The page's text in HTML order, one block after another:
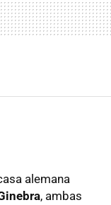
alemana
, ambas